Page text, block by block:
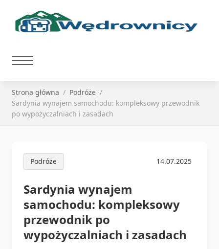
Strona główna
Podróże
Sardynia wynajem samochodu: kompleksowy przewodnik
po wypożyczalniach i zasadach
Podróże 14.07.2025
Sardynia wynajem
samochodu: kompleksowy
przewodnik po
wypożyczalniach i zasadach